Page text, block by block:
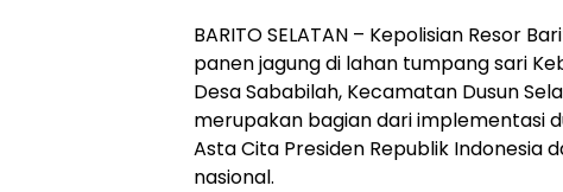
‎BARITO SELATAN – Kepolisian Resor
panen jagung di lahan tumpang sari
Desa Sababilah, Kecamatan Dusun
merupakan bagian dari implementasi
Asta Cita Presiden Republik Indonesia
nasional.